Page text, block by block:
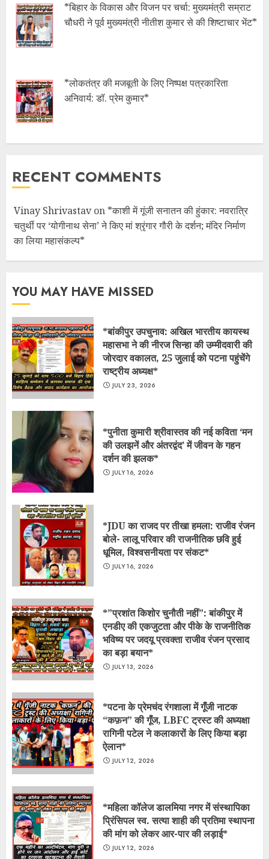
*बिहार के विकास और विजन पर चर्चा: मुख्यमंत्री सम्राट
चौधरी ने पूर्व मुख्यमंत्री नीतीश कुमार से की शिष्टाचार भेंट*
*लोकतंत्र की मजबूती के लिए निष्पक्ष पत्रकारिता
अनिवार्य: डॉ. प्रेम कुमार*
RECENT COMMENTS
Vinay Shrivastavon *काशी में गूंजी सनातन की हुंकार: नवरात्रि
चतुर्थी पर ‘योगीनाथ सेना’ ने किए मां श्रृंगार गौरी के दर्शन; मंदिर निर्माण
का लिया महासंकल्प*
YOU MAY HAVE MISSED
*बांकीपुर उपचुनाव: अखिल भारतीय कायस्थ
महासभा ने की नीरज सिन्हा की उम्मीदवारी की
जोरदार वकालत, 25 जुलाई को पटना पहुंचेंगे
राष्ट्रीय अध्यक्ष*
JULY 23, 2026
*पुनीता कुमारी श्रीवास्तव की नई कविता ‘मन
की उलझनें और अंतरद्वंद’ में जीवन के गहन
दर्शन की झलक*
JULY 16, 2026
*JDU का राजद पर तीखा हमला: राजीव रंजन
बोले- लालू परिवार की राजनीतिक छवि हुई
धूमिल, विश्वसनीयता पर संकट*
JULY 16, 2026
*​”प्रशांत किशोर चुनौती नहीं”: बांकीपुर में
एनडीए की एकजुटता और पीके के राजनीतिक
भविष्य पर जदयू प्रवक्ता राजीव रंजन प्रसाद
का बड़ा बयान*
JULY 13, 2026
*​पटना के प्रेमचंद रंगशाला में गूँजी नाटक
“कफ़न” की गूँज, LBFC ट्रस्ट की अध्यक्षा
रागिनी पटेल ने कलाकारों के लिए किया बड़ा
ऐलान*
JULY 12, 2026
*महिला कॉलेज डालमिया नगर में संस्थापिका
प्रिंसिपल स्व. सत्या शाही की प्रतिमा स्थापना
की मांग को लेकर आर-पार की लड़ाई*
JULY 12, 2026